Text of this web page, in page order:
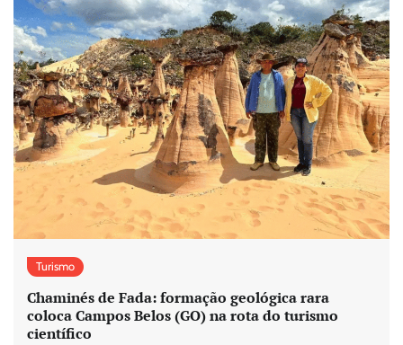
Turismo
Chaminés de Fada: formação geológica rara
coloca Campos Belos (GO) na rota do turismo
científico